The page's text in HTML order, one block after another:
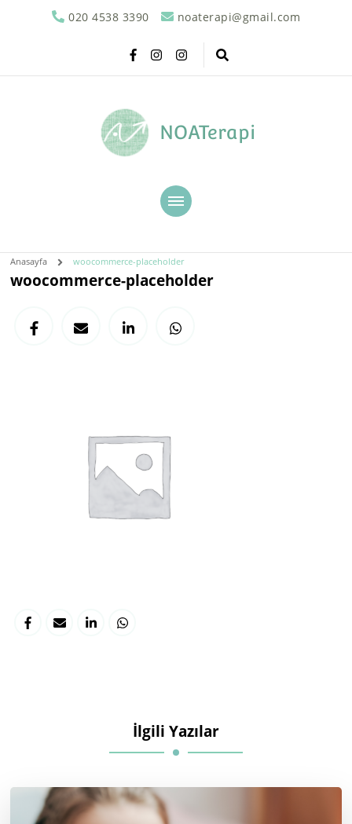
020 4538 3390 noaterapi@gmail.com
NOATerapi
Anasayfa woocommerce-placeholder
woocommerce-placeholder
İlgili Yazılar